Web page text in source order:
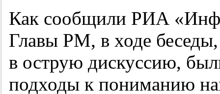
Как сообщили РИА
Главы РМ, в ходе
в острую дискуссию,
подходы к пониманию